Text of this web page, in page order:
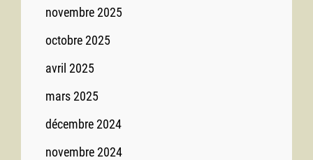
novembre 2025
octobre 2025
avril 2025
mars 2025
décembre 2024
novembre 2024